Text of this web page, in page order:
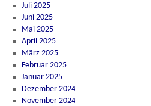
Juli 2025
Juni 2025
Mai 2025
April 2025
März 2025
Februar 2025
Januar 2025
Dezember 2024
November 2024